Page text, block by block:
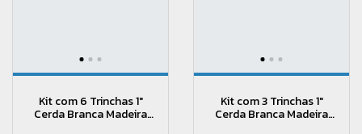
Kit com 6 Trinchas 1"
Cerda Branca Madeira
Kit com 3 Trinchas 1"
Cerda Branca Madeira